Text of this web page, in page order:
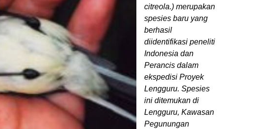
citreola.) merupakan
spesies baru yang
berhasil
diidentifikasi peneliti
Indonesia dan
Perancis dalam
ekspedisi Proyek
Lengguru. Spesies
ini ditemukan di
Lengguru, Kawasan
Pegunungan